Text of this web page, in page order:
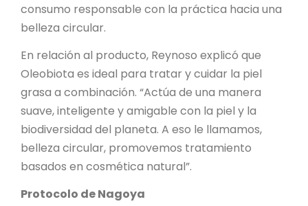
consumo responsable con la práctica hacia una
belleza circular.
En relación al producto, Reynoso explicó que
Oleobiota es ideal para tratar y cuidar la piel
grasa a combinación. “Actúa de una manera
suave, inteligente y amigable con la piel y la
biodiversidad del planeta. A eso le llamamos,
belleza circular, promovemos tratamiento
basados en cosmética natural”.
Protocolo de Nagoya